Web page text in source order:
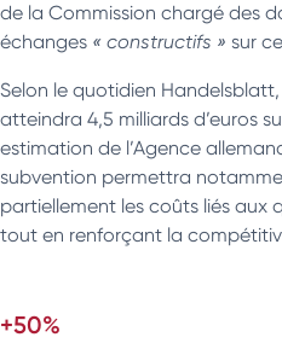
de la Commission chargé des
échanges « constructifs » sur
Selon le quotidien
atteindra 4,5 milliards d’euros
estimation de l’Agence
subvention permettra
partiellement les coûts liés aux
tout en renforçant la
+50%